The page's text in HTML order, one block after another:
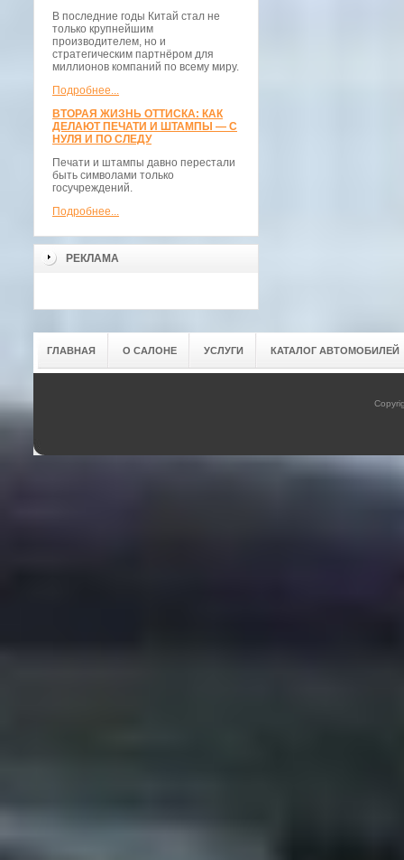
В последние годы Китай стал не
только крупнейшим
производителем, но и
стратегическим партнёром для
миллионов компаний по всему миру.
Подробнее...
ВТОРАЯ ЖИЗНЬ ОТТИСКА: КАК
ДЕЛАЮТ ПЕЧАТИ И ШТАМПЫ — С
НУЛЯ И ПО СЛЕДУ
Печати и штампы давно перестали
быть символами только
госучреждений.
Подробнее...
РЕКЛАМА
ГЛАВНАЯ О САЛОНЕ УСЛУГИ КАТАЛОГ АВТОМОБИЛЕЙ